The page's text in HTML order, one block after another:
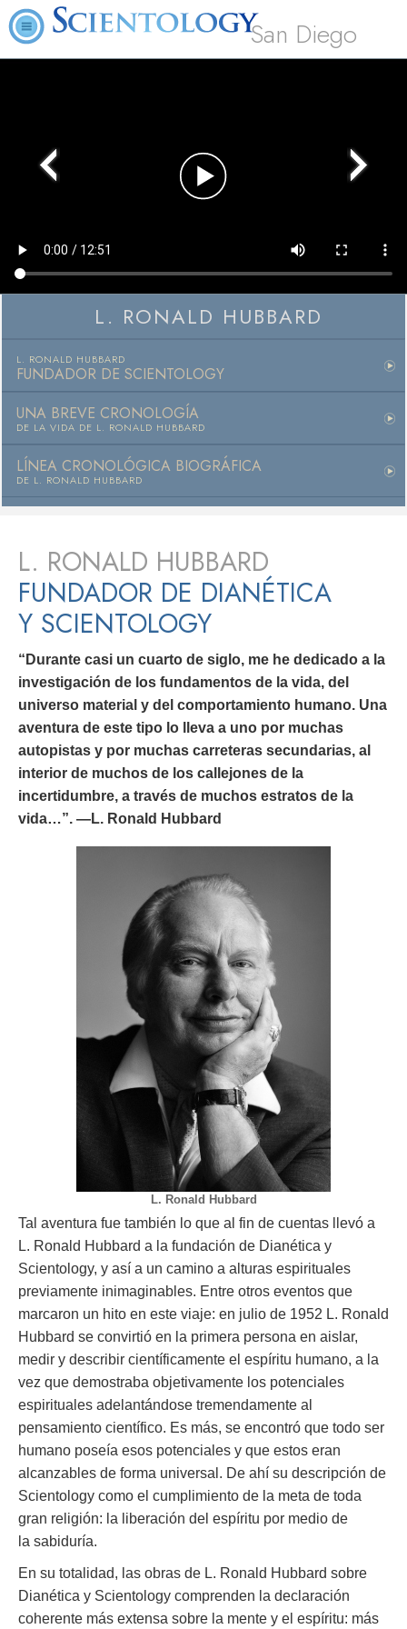
San Diego
L. RONALD HUBBARD
L. RONALD HUBBARD
FUNDADOR DE SCIENTOLOGY
UNA BREVE CRONOLOGÍA
DE LA VIDA DE L. RONALD HUBBARD
LÍNEA CRONOLÓGICA BIOGRÁFICA
DE L. RONALD HUBBARD
Play
Video
L. RONALD HUBBARD
FUNDADOR DE DIANÉTICA
Y SCIENTOLOGY
“Durante casi un cuarto de siglo, me he dedicado a la
investigación de los fundamentos de la vida, del
universo material y del comportamiento humano. Una
aventura de este tipo lo lleva a uno por muchas
autopistas y por muchas carreteras secundarias, al
interior de muchos de los callejones de la
incertidumbre, a través de muchos estratos de la
vida…”. —L. Ronald Hubbard
L. Ronald Hubbard
Tal aventura fue también lo que al fin de cuentas llevó a
L. Ronald Hubbard a la fundación de Dianética y
Scientology, y así a un camino a alturas espirituales
previamente inimaginables. Entre otros eventos que
marcaron un hito en este viaje: en julio de 1952 L. Ronald
Hubbard se convirtió en la primera persona en aislar,
medir y describir científicamente el espíritu humano, a la
vez que demostraba objetivamente los potenciales
espirituales adelantándose tremendamente al
pensamiento científico. Es más, se encontró que todo ser
humano poseía esos potenciales y que estos eran
alcanzables de forma universal. De ahí su descripción de
Scientology como el cumplimiento de la meta de toda
gran religión: la liberación del espíritu por medio de
la sabiduría.
En su totalidad, las obras de L. Ronald Hubbard sobre
Dianética y Scientology comprenden la declaración
coherente más extensa sobre la mente y el espíritu: más